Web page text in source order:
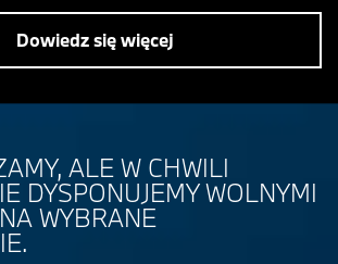
Dowiedz się więcej
ALE W CHWILI
DYSPONUJEMY WOLNYMI
WYBRANE